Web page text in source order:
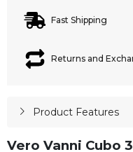
Fast Shipping
Returns and
Product Features
Vero Vanni Cubo